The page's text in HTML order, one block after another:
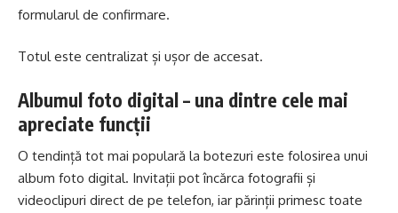
formularul de confirmare.
Totul este centralizat și ușor de accesat.
Albumul foto digital – una dintre cele mai
apreciate funcții
O tendință tot mai populară la botezuri este folosirea unui
album foto digital. Invitații pot încărca fotografii și
videoclipuri direct de pe telefon, iar părinții primesc toate